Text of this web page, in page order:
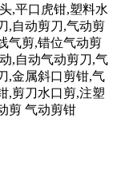
,平口虎钳,塑料水
,自动剪刀,气动剪
气剪,错位气动剪
,自动气动剪刀,气
,金属斜口剪钳,气
,剪刀水口剪,注塑
剪 气动剪钳